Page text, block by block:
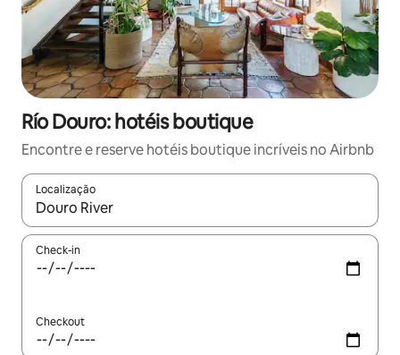
Río Douro: hotéis boutique
Encontre e reserve hotéis boutique incríveis no Airbnb
Localização
Quando os resultados estiverem disponíveis, explore-os
Check-in
Checkout